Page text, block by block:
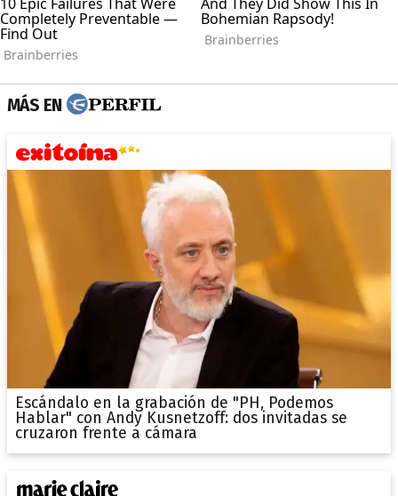
MÁS EN
Escándalo en la grabación de "PH, Podemos
Hablar" con Andy Kusnetzoff: dos invitadas se
cruzaron frente a cámara